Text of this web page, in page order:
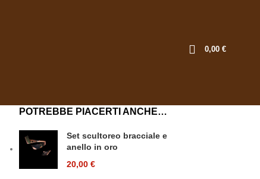
0,00 €
POTREBBE PIACERTI ANCHE…
Set scultoreo bracciale e
anello in oro
20,00 €